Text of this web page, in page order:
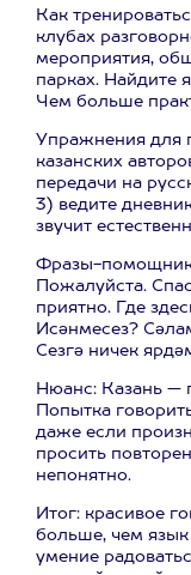
Как
клубах
мероприятия,
парках. Найдите
Чем больше
Упражнения для
казанских
передачи на
3) ведите
звучит
Фразы-
Пожалуйста.
приятно. Где
Исәнмесез?
Сезгә ничек
Нюанс: Казань —
Попытка
даже если
просить
непонятно.
Итог: красивое
больше, чем язык
умение